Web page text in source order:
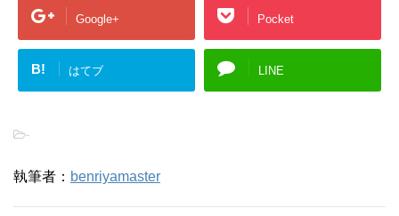
Google+ Pocket
B! はてブ LINE
-
執筆者： benriyamaster